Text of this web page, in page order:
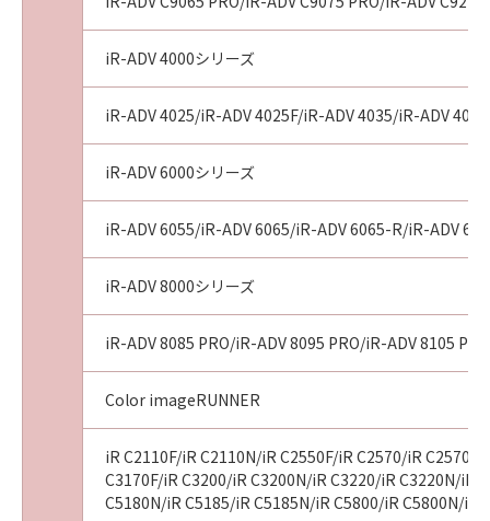
ANY OTHER COMMUNICATIONS BETWEEN
YOU AND CANON RELATING TO THE
SUBJECT MATTER HEREOF. NO AMENDMENT
TO THIS AGREEMENT SHALL BE EFFECTIVE
UNLESS SIGNED BY A DULY AUTHORISED
REPRESENTATIVE OF CANON.
Should you have any questions concerning
Canon for any reason, please write to Canon's
sales subsidiary or distributor/dealer, serving
the country where you obtained the
Products.
No.022915
iR-ADV 4000シリーズ
iR-ADV 4025/iR-ADV 4025F/iR-ADV 4035/iR-ADV
iR-ADV 6000シリーズ
iR-ADV 6055/iR-ADV 6065/iR-ADV 6065-R/iR-ADV
iR-ADV 8000シリーズ
iR-ADV 8085 PRO/iR-ADV 8095 PRO/iR-ADV 8105
Color imageRUNNER
iR C2110F/iR C2110N/iR C2550F/iR C2570/iR
C3170F/iR C3200/iR C3200N/iR C3220/iR C3220N/iR
C5180N/iR C5185/iR C5185N/iR C5800/iR C5800N/